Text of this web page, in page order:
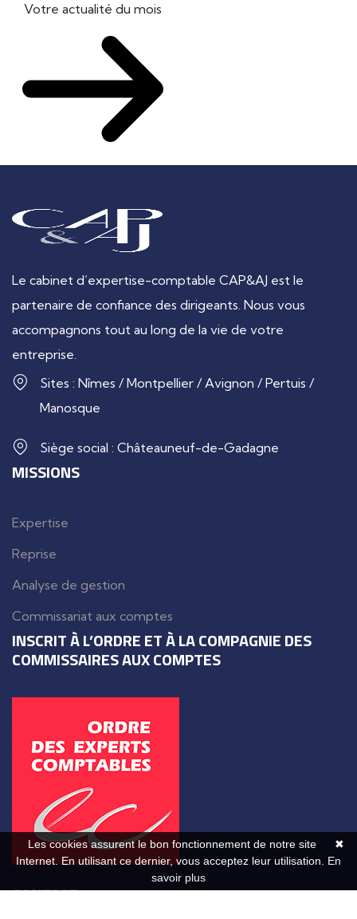
Votre actualité du mois
Le cabinet d’expertise-comptable CAP&AJ est le
partenaire de confiance des dirigeants. Nous vous
accompagnons tout au long de la vie de votre
entreprise.
Sites : Nîmes / Montpellier / Avignon / Pertuis /
Manosque
Siège social : Châteauneuf-de-Gadagne
MISSIONS
Expertise
Reprise
Analyse de gestion
Commissariat aux comptes
INSCRIT À L’ORDRE ET À LA COMPAGNIE DES
COMMISSAIRES AUX COMPTES
CONTACT
✖
Les cookies assurent le bon fonctionnement de notre site
Internet. En utilisant ce dernier, vous acceptez leur utilisation. En
savoir plus